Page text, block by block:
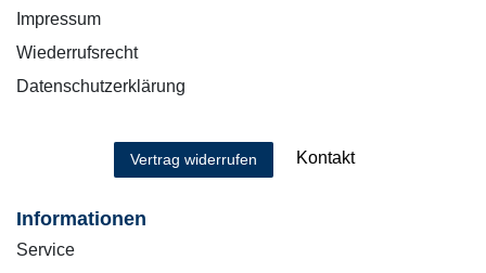
Impressum
Wiederrufsrecht
Datenschutzerklärung
Vertrag widerrufen Kontakt
Informationen
Service